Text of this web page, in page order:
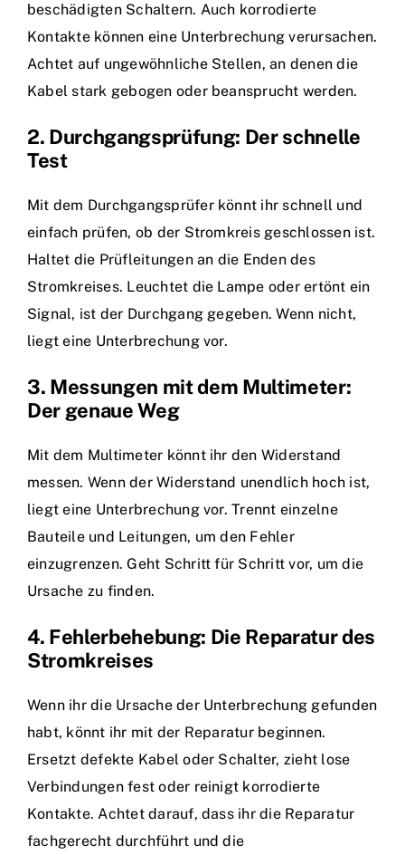
beschädigten Schaltern. Auch korrodierte
Kontakte können eine Unterbrechung verursachen.
Achtet auf ungewöhnliche Stellen, an denen die
Kabel stark gebogen oder beansprucht werden.
2. Durchgangsprüfung: Der schnelle
Test
Mit dem Durchgangsprüfer könnt ihr schnell und
einfach prüfen, ob der Stromkreis geschlossen ist.
Haltet die Prüfleitungen an die Enden des
Stromkreises. Leuchtet die Lampe oder ertönt ein
Signal, ist der Durchgang gegeben. Wenn nicht,
liegt eine Unterbrechung vor.
3. Messungen mit dem Multimeter:
Der genaue Weg
Mit dem Multimeter könnt ihr den Widerstand
messen. Wenn der Widerstand unendlich hoch ist,
liegt eine Unterbrechung vor. Trennt einzelne
Bauteile und Leitungen, um den Fehler
einzugrenzen. Geht Schritt für Schritt vor, um die
Ursache zu finden.
4. Fehlerbehebung: Die Reparatur des
Stromkreises
Wenn ihr die Ursache der Unterbrechung gefunden
habt, könnt ihr mit der Reparatur beginnen.
Ersetzt defekte Kabel oder Schalter, zieht lose
Verbindungen fest oder reinigt korrodierte
Kontakte. Achtet darauf, dass ihr die Reparatur
fachgerecht durchführt und die